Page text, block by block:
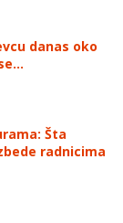
danas oko
Šta
radnicima